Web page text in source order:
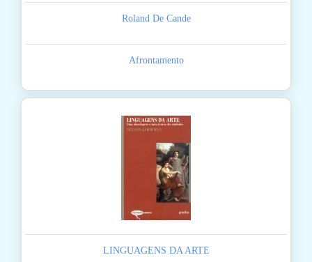
Roland De Cande
Afrontamento
LINGUAGENS DA ARTE